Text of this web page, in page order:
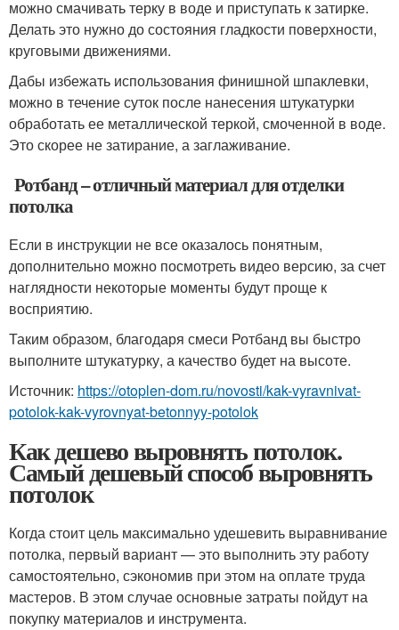
можно смачивать терку в воде и приступать к затирке.
Делать это нужно до состояния гладкости поверхности,
круговыми движениями.
Дабы избежать использования финишной шпаклевки,
можно в течение суток после нанесения штукатурки
обработать ее металлической теркой, смоченной в воде.
Это скорее не затирание, а заглаживание.
Ротбанд – отличный материал для отделки
потолка
Если в инструкции не все оказалось понятным,
дополнительно можно посмотреть видео версию, за счет
наглядности некоторые моменты будут проще к
восприятию.
Таким образом, благодаря смеси Ротбанд вы быстро
выполните штукатурку, а качество будет на высоте.
Источник: https://otoplen-dom.ru/novosti/kak-vyravnivat-
potolok-kak-vyrovnyat-betonnyy-potolok
Как дешево выровнять потолок.
Самый дешевый способ выровнять
потолок
Когда стоит цель максимально удешевить выравнивание
потолка, первый вариант — это выполнить эту работу
самостоятельно, сэкономив при этом на оплате труда
мастеров. В этом случае основные затраты пойдут на
покупку материалов и инструмента.